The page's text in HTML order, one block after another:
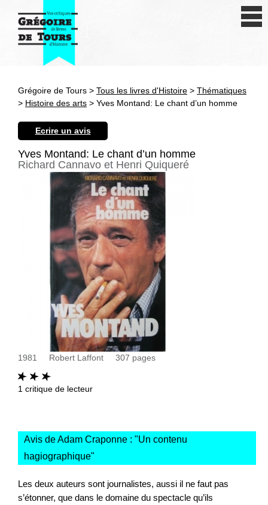
Antiquité
Epoque moderne
Révolution et XIXe siècle
XXe siècle
Autres civilisations
Thématiques
Grégoire de Tours > Tous les livres d'Histoire > Thématiques
> Histoire des arts > Yves Montand: Le chant d’un homme
Ecrire un avis
Yves Montand: Le chant d’un homme
Richard Cannavo et Henri Quiqueré
1981 Robert Laffont 307 pages
1 critique de lecteur
Avis de Adam Craponne : "Un contenu
hagiographique"
Les deux auteurs sont journalistes, aussi il ne faut pas
s’étonner, que dans le domaine du spectacle qu’ils